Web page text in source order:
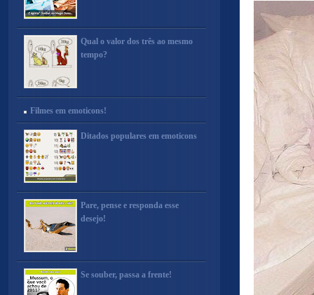
Qual o valor dos três ao mesmo
tempo?
Filmes em emoticons!
Ditados populares em emoticons
Pare, pense e responda esse
desejo!
Se souber, passa a frente!